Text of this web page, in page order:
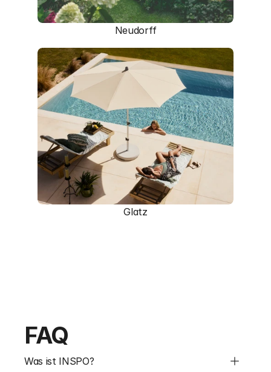
Neudorff
Glatz
FAQ
Was ist INSPO?